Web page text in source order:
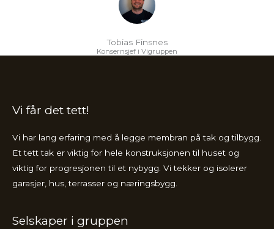
Tobias Finsnes
Konsernsjef i Vigruppen
Vi får det tett!
Vi har lang erfaring med å legge membran på tak og tilbygg.
Et tett tak er viktig for hele konstruksjonen til huset og
viktig for progresjonen til et nybygg. Vi tekker og isolerer
garasjer, hus, terrasser og næringsbygg.
Selskaper i gruppen